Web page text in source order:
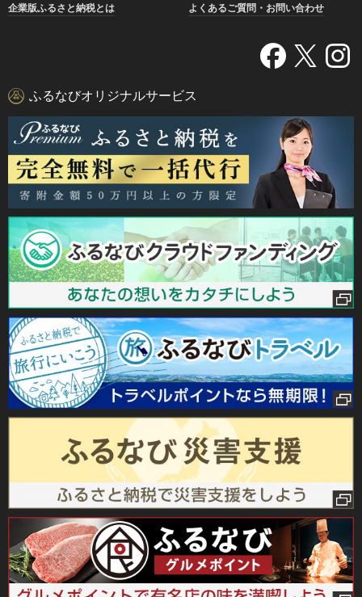
企業版ふるさと納税とは
よくあるご質問・お問い合わせ
ふるなびオリジナルサービス